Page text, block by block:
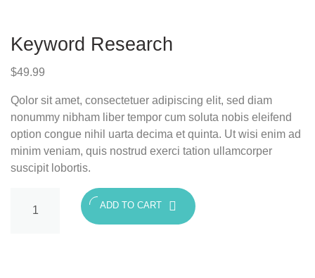
Keyword Research
$49.99
Qolor sit amet, consectetuer adipiscing elit, sed diam
nonummy nibham liber tempor cum soluta nobis eleifend
option congue nihil uarta decima et quinta. Ut wisi enim ad
minim veniam, quis nostrud exerci tation ullamcorper
suscipit lobortis.
Research
ADD TO CART